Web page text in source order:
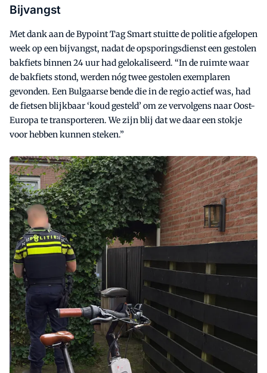
Bijvangst
Met dank aan de Bypoint Tag Smart stuitte de politie afgelopen
week op een bijvangst, nadat de opsporingsdienst een gestolen
bakfiets binnen 24 uur had gelokaliseerd. “In de ruimte waar
de bakfiets stond, werden nóg twee gestolen exemplaren
gevonden. Een Bulgaarse bende die in de regio actief was, had
de fietsen blijkbaar ‘koud gesteld’ om ze vervolgens naar Oost-
Europa te transporteren. We zijn blij dat we daar een stokje
voor hebben kunnen steken.”